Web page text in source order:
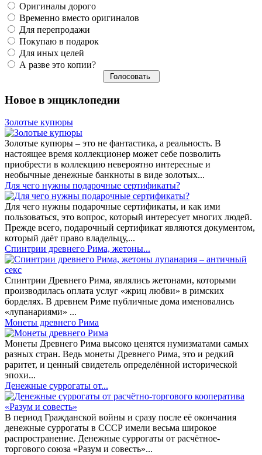
Оригиналы дорого
Временно вместо оригиналов
Для перепродажи
Покупаю в подарок
Для иных целей
А разве это копии?
Новое в энциклопедии
Золотые купюры
Золотые купюры – это не фантастика, а реальность. В
настоящее время коллекционер может себе позволить
приобрести в коллекцию невероятно интересные и
необычные денежные банкноты в виде золотых...
​Для чего нужны подарочные сертификаты?
Для чего нужны подарочные сертификаты, и как ими
пользоваться, это вопрос, который интересует многих людей.
Прежде всего, подарочный сертификат являются документом,
который даёт право владельцу,...
Спинтрии древнего Рима, жетоны...
Спинтрии Древнего Рима, являлись жетонами, которыми
производилась оплата услуг «жриц любви» в римских
борделях. В древнем Риме публичные дома именовались
«лупанариями» ...
Монеты древнего Рима
Монеты Древнего Рима высоко ценятся нумизматами самых
разных стран. Ведь монеты Древнего Рима, это и редкий
раритет, и ценный свидетель определённой исторической
эпохи...
Денежные суррогаты от...
В период Гражданской войны и сразу после её окончания
денежные суррогаты в СССР имели весьма широкое
распространение. Денежные суррогаты от расчётное-
торгового союза «Разум и совесть»...